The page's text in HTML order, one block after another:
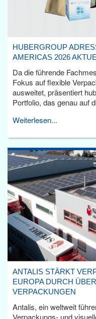
HUBERGROUP
AMERICAS 2026
Da die führende
Fokus auf flexible
ausweitet, präsentiert
Portfolio, das genau auf
Weiterlesen...
ANTALIS STÄRKT
EUROPA DURCH
VERPACKUNGEN
Antalis, ein weltweit
Verpackungs- und